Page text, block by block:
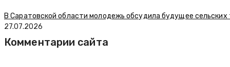
В Саратовской области молодежь обсудила будущее сельских
27.07.2026
Комментарии сайта